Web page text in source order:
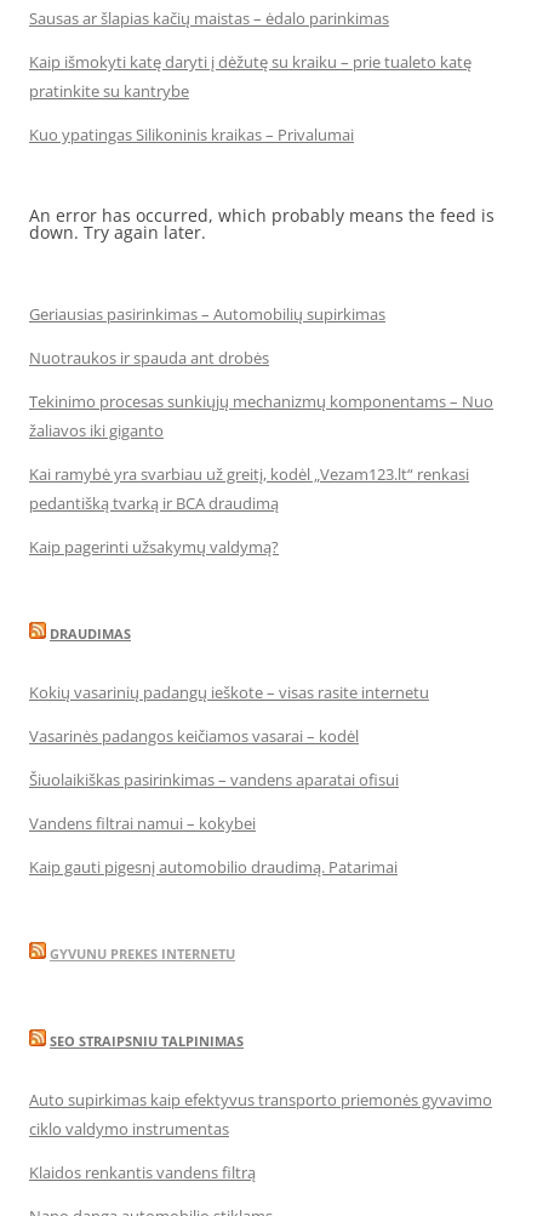
Sausas ar šlapias kačių maistas – ėdalo parinkimas
Kaip išmokyti katę daryti į dėžutę su kraiku – prie tualeto katę
pratinkite su kantrybe
Kuo ypatingas Silikoninis kraikas – Privalumai
An error has occurred, which probably means the feed is
down. Try again later.
Geriausias pasirinkimas – Automobilių supirkimas
Nuotraukos ir spauda ant drobės
Tekinimo procesas sunkiųjų mechanizmų komponentams – Nuo
žaliavos iki giganto
Kai ramybė yra svarbiau už greitį, kodėl „Vezam123.lt“ renkasi
pedantišką tvarką ir BCA draudimą
Kaip pagerinti užsakymų valdymą?
DRAUDIMAS
Kokių vasarinių padangų ieškote – visas rasite internetu
Vasarinės padangos keičiamos vasarai – kodėl
Šiuolaikiškas pasirinkimas – vandens aparatai ofisui
Vandens filtrai namui – kokybei
Kaip gauti pigesnį automobilio draudimą. Patarimai
GYVUNU PREKES INTERNETU
SEO STRAIPSNIU TALPINIMAS
Auto supirkimas kaip efektyvus transporto priemonės gyvavimo
ciklo valdymo instrumentas
Klaidos renkantis vandens filtrą